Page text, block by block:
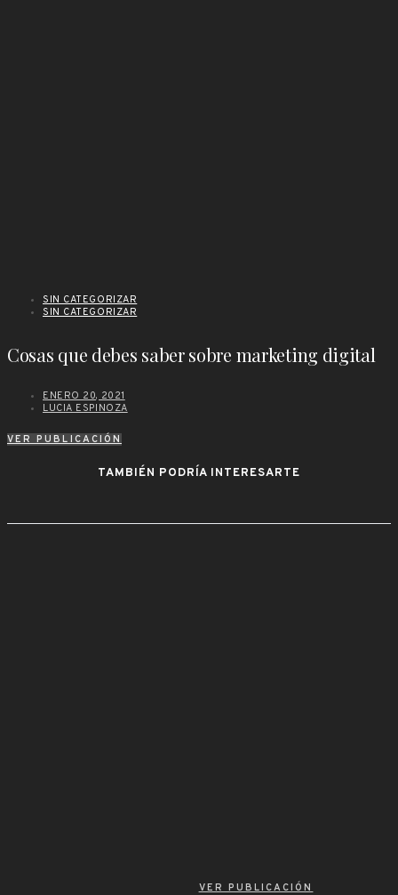
SIN CATEGORIZAR
SIN CATEGORIZAR
Cosas que debes saber sobre marketing digital
ENERO 20, 2021
LUCIA ESPINOZA
VER PUBLICACIÓN
TAMBIÉN PODRÍA INTERESARTE
VER PUBLICACIÓN